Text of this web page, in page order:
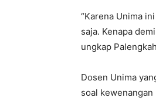
“Karena Unima
saja. Kenapa
ungkap
Dosen Unima
soal